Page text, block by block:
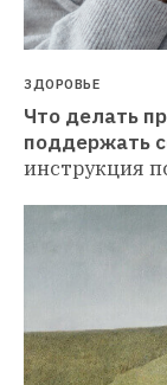
ЗДОРОВЬЕ
Что делать
поддержать
инструкция